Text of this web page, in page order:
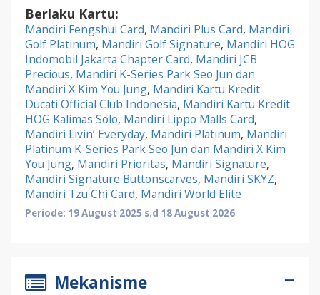
Berlaku Kartu:
Mandiri Fengshui Card, Mandiri Plus Card, Mandiri
Golf Platinum, Mandiri Golf Signature, Mandiri HOG
Indomobil Jakarta Chapter Card, Mandiri JCB
Precious, Mandiri K-Series Park Seo Jun dan
Mandiri X Kim You Jung, Mandiri Kartu Kredit
Ducati Official Club Indonesia, Mandiri Kartu Kredit
HOG Kalimas Solo, Mandiri Lippo Malls Card,
Mandiri Livin’ Everyday, Mandiri Platinum, Mandiri
Platinum K-Series Park Seo Jun dan Mandiri X Kim
You Jung, Mandiri Prioritas, Mandiri Signature,
Mandiri Signature Buttonscarves, Mandiri SKYZ,
Mandiri Tzu Chi Card, Mandiri World Elite
Periode: 19 August 2025 s.d 18 August 2026
Mekanisme